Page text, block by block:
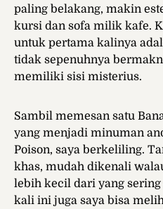
paling belakang, makin
kursi dan sofa milik kafe.
untuk pertama kalinya
tidak sepenuhnya
memiliki sisi misterius.
Sambil memesan satu
yang menjadi minuman
Poison, saya berkeliling.
khas, mudah dikenali
lebih kecil dari yang
kali ini juga saya bisa